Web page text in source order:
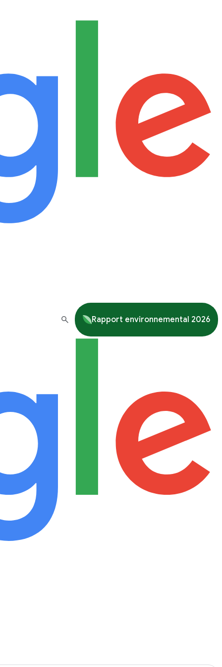
Rapport environnemental 2026